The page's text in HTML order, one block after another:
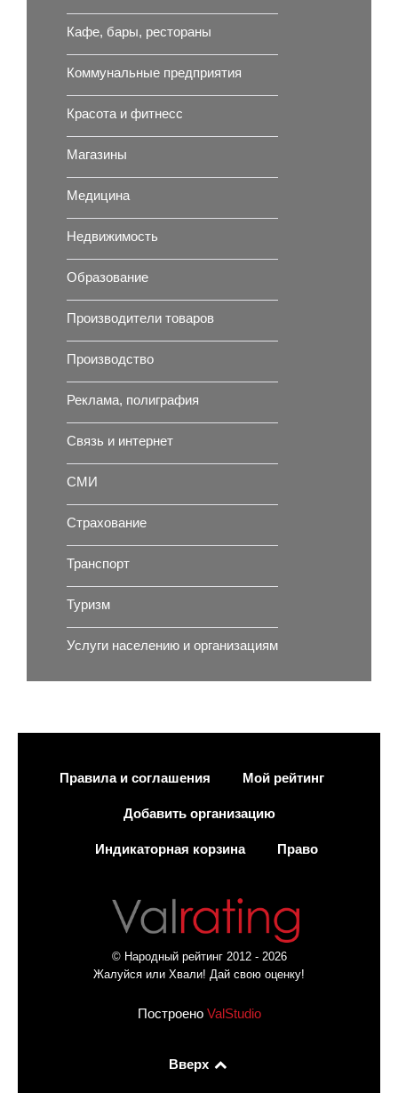
Кафе, бары, рестораны
Коммунальные предприятия
Красота и фитнесс
Магазины
Медицина
Недвижимость
Образование
Производители товаров
Производство
Реклама, полиграфия
Связь и интернет
СМИ
Страхование
Транспорт
Туризм
Услуги населению и организациям
Правила и соглашения Мой рейтинг
Добавить организацию
Индикаторная корзина Право
© Народный рейтинг 2012 - 2026
Жалуйся или Хвали! Дай свою оценку!
Построено ValStudio
Вверх